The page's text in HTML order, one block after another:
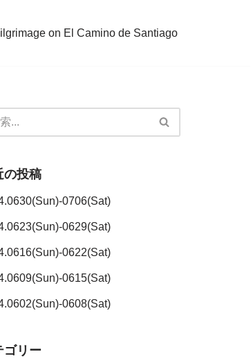
on El Camino de Santiago
の投稿
0706(Sat)
0629(Sat)
0622(Sat)
0615(Sat)
0608(Sat)
ゴリー